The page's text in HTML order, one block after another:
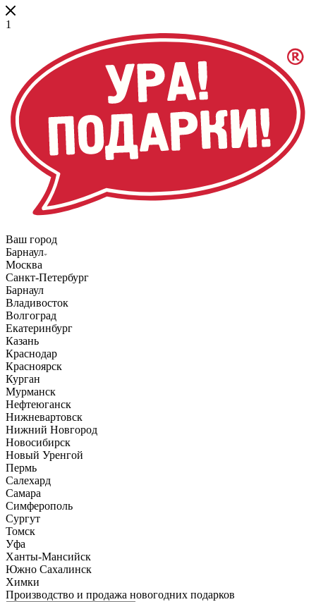
1
Ваш город
Барнаул
Москва
Санкт-Петербург
Барнаул
Владивосток
Волгоград
Екатеринбург
Казань
Краснодар
Красноярск
Курган
Мурманск
Нефтеюганск
Нижневартовск
Нижний Новгород
Новосибирск
Новый Уренгой
Пермь
Салехард
Самара
Симферополь
Сургут
Томск
Уфа
Ханты-Мансийск
Южно Сахалинск
Химки
Производство и продажа новогодних подарков